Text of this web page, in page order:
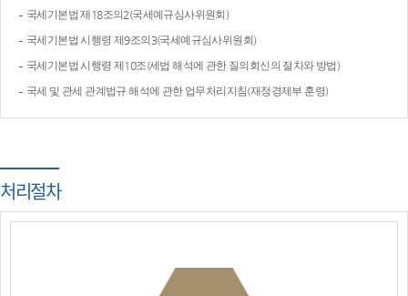
국세기본법 제18조의2(국세예규심사위원회)
국세기본법 시행령 제9조의3(국세예규심사위원회)
국세기본법 시행령 제10조(세법 해석에 관한 질의회신의 절차와 방법)
국세 및 관세 관계법규 해석에 관한 업무처리지침(재정경제부 훈령)
처리절차